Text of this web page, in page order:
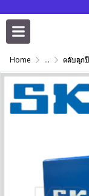
Home ... ตลับลูกปืน/เสื้อลูกปื